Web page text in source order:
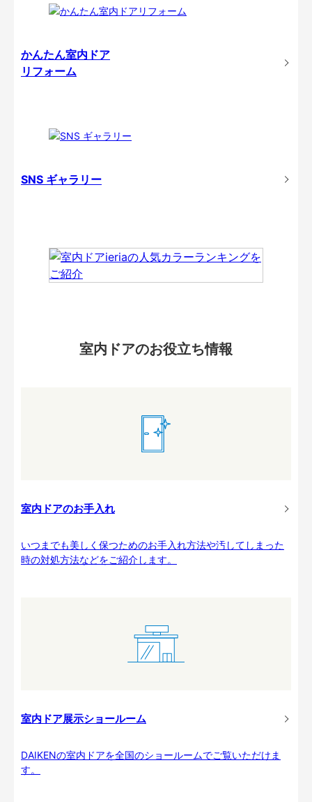
かんたん室内ドア
リフォーム
SNS ギャラリー
室内ドアのお役立ち情報
室内ドアのお手入れ
いつまでも美しく保つためのお手入れ方法や汚してしまった
時の対処方法などをご紹介します。
室内ドア展示ショールーム
DAIKENの室内ドアを全国のショールームでご覧いただけま
す。